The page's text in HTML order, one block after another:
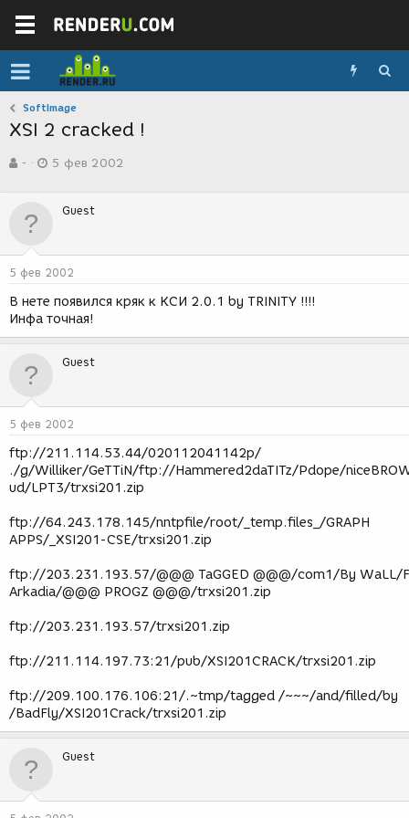
SoftImage
XSI 2 cracked !
в
р
м
ы
-
а
д
н
и
5 фев 2002
Guest
5 фев 2002
В нете появился кряк к КСИ 2.0.1 by TRINITY !!!!
Инфа точная!
Guest
5 фев 2002
ftp://211.114.53.44/020112041142p/
./g/Williker/GeTTiN/ftp://Hammered2daTITz/Pdope/
ud/LPT3/trxsi201.zip
ftp://64.243.178.145/nntpfile/root/_temp.files_/GRAPH
APPS/_XSI201-CSE/trxsi201.zip
ftp://203.231.193.57/@@@ TaGGED @@@/com1/By WaLL/
Arkadia/@@@ PROGZ @@@/trxsi201.zip
ftp://203.231.193.57/trxsi201.zip
ftp://211.114.197.73:21/pub/XSI201CRACK/trxsi201.zip
ftp://209.100.176.106:21/.~tmp/tagged /~~~/and/filled/by
/BadFly/XSI201Crack/trxsi201.zip
Guest